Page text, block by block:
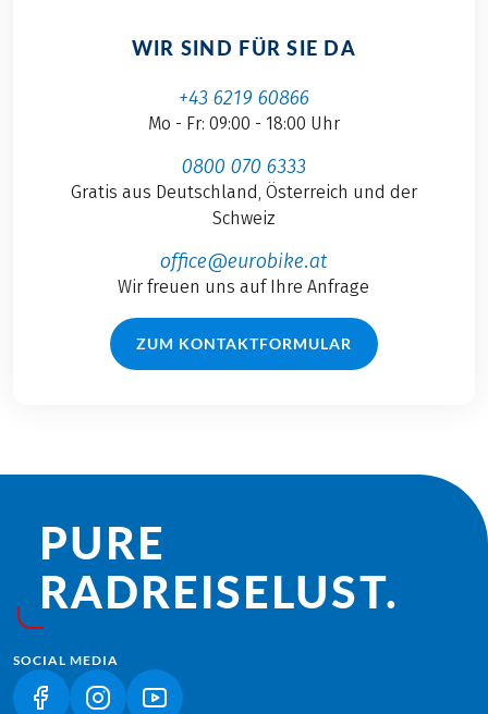
WIR SIND FÜR SIE DA
+43 6219 60866
Mo - Fr: 09:00 - 18:00 Uhr
0800 070 6333
Gratis aus Deutschland, Österreich und der
Schweiz
office@eurobike.at
Wir freuen uns auf Ihre Anfrage
ZUM KONTAKTFORMULAR
PURE
RADREISE­LUST.
SOCIAL MEDIA
(LINK ÖFFNET IN NEUEM TAB)
(LINK ÖFFNET IN NEUEM TAB)
(LINK ÖFFNET IN NEUEM TAB)